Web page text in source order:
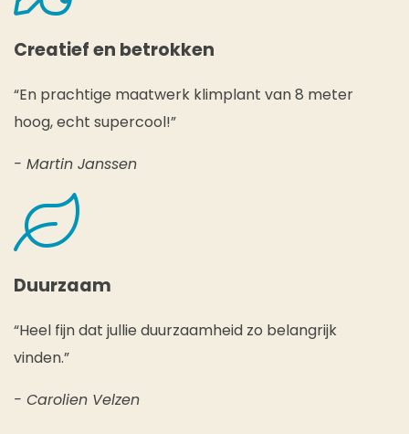
Creatief en betrokken
“En prachtige maatwerk klimplant van 8 meter
hoog, echt supercool!”
- Martin Janssen
Duurzaam
“Heel fijn dat jullie duurzaamheid zo belangrijk
vinden.”
- Carolien Velzen